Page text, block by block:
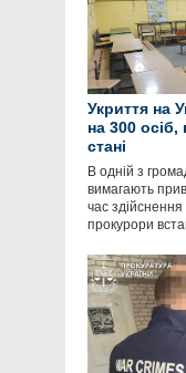
Укриття на
на 300
стані
В одній з
вимагають
час здійснення
прокурори